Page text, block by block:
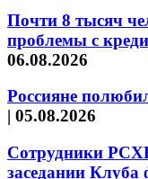
Почти 8 тысяч
проблемы с
06.08.2026
Россияне
| 05.08.2026
Сотрудники
заседании Клуба